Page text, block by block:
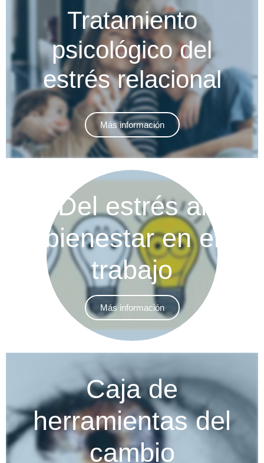
Tratamiento
psicológico del
estrés relacional
Más información
Del estrés al
bienestar en el
trabajo
Más información
Caja de
herramientas del
cambio